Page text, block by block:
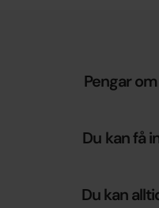
Pengar
Du kan få
Du kan